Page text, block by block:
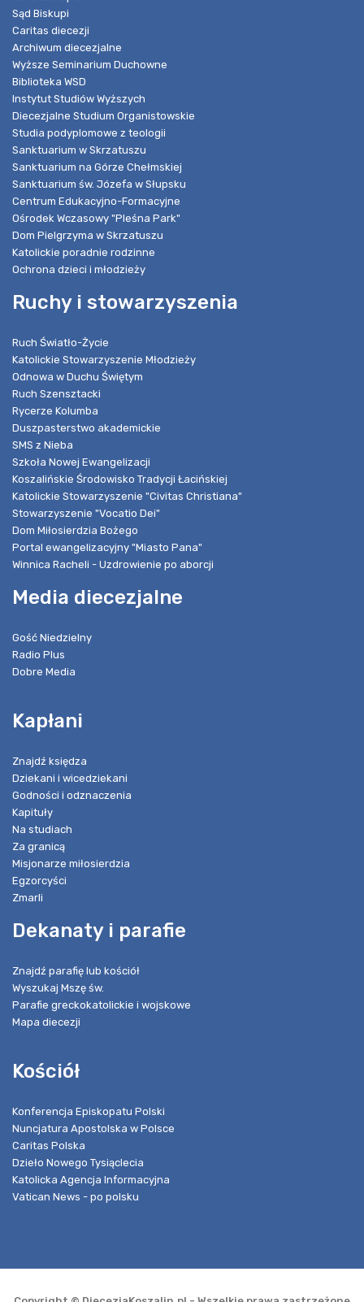
Sąd Biskupi
Caritas diecezji
Archiwum diecezjalne
Wyższe Seminarium Duchowne
Biblioteka WSD
Instytut Studiów Wyższych
Diecezjalne Studium Organistowskie
Studia podyplomowe z teologii
Sanktuarium w Skrzatuszu
Sanktuarium na Górze Chełmskiej
Sanktuarium św. Józefa w Słupsku
Centrum Edukacyjno-Formacyjne
Ośrodek Wczasowy "Pleśna Park"
Dom Pielgrzyma w Skrzatuszu
Katolickie poradnie rodzinne
Ochrona dzieci i młodzieży
Ruchy i stowarzyszenia
Ruch Światło-Życie
Katolickie Stowarzyszenie Młodzieży
Odnowa w Duchu Świętym
Ruch Szensztacki
Rycerze Kolumba
Duszpasterstwo akademickie
SMS z Nieba
Szkoła Nowej Ewangelizacji
Koszalińskie Środowisko Tradycji Łacińskiej
Katolickie Stowarzyszenie "Civitas Christiana"
Stowarzyszenie "Vocatio Dei"
Dom Miłosierdzia Bożego
Portal ewangelizacyjny "Miasto Pana"
Winnica Racheli - Uzdrowienie po aborcji
Media diecezjalne
Gość Niedzielny
Radio Plus
Dobre Media
Kapłani
Znajdź księdza
Dziekani i wicedziekani
Godności i odznaczenia
Kapituły
Na studiach
Za granicą
Misjonarze miłosierdzia
Egzorcyści
Zmarli
Dekanaty i parafie
Znajdź parafię lub kościół
Wyszukaj Mszę św.
Parafie greckokatolickie i wojskowe
Mapa diecezji
Kościół
Konferencja Episkopatu Polski
Nuncjatura Apostolska w Polsce
Caritas Polska
Dzieło Nowego Tysiąclecia
Katolicka Agencja Informacyjna
Vatican News - po polsku